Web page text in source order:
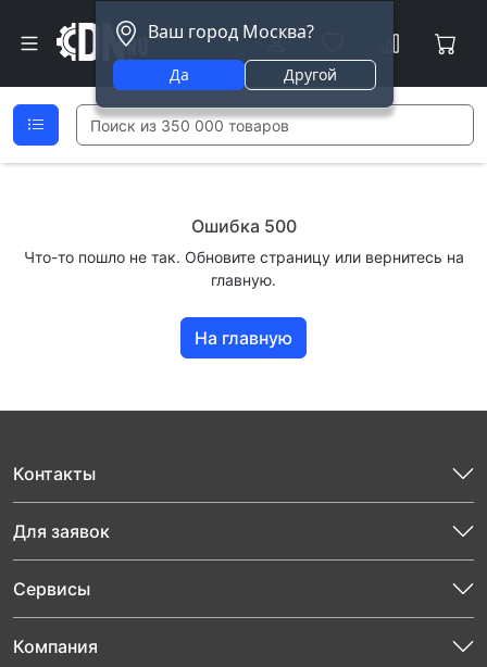
Ваш город Москва?
Да Другой
Ошибка 500
Что-то пошло не так. Обновите страницу или вернитесь на
главную.
На главную
Контакты
Для заявок
Сервисы
Компания